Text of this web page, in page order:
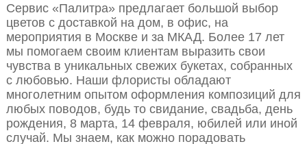
Сервис «Палитра» предлагает большой выбор
цветов с доставкой на дом, в офис, на
мероприятия в Москве и за МКАД. Более 17 лет
мы помогаем своим клиентам выразить свои
чувства в уникальных свежих букетах, собранных
с любовью. Наши флористы обладают
многолетним опытом оформления композиций для
любых поводов, будь то свидание, свадьба, день
рождения, 8 марта, 14 февраля, юбилей или иной
случай. Мы знаем, как можно порадовать